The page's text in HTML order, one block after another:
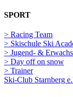
SPORT
> Racing Team
> Skischule Ski
> Jugend- &
> Day off on snow
> Trainer
Ski-Club Starnberg